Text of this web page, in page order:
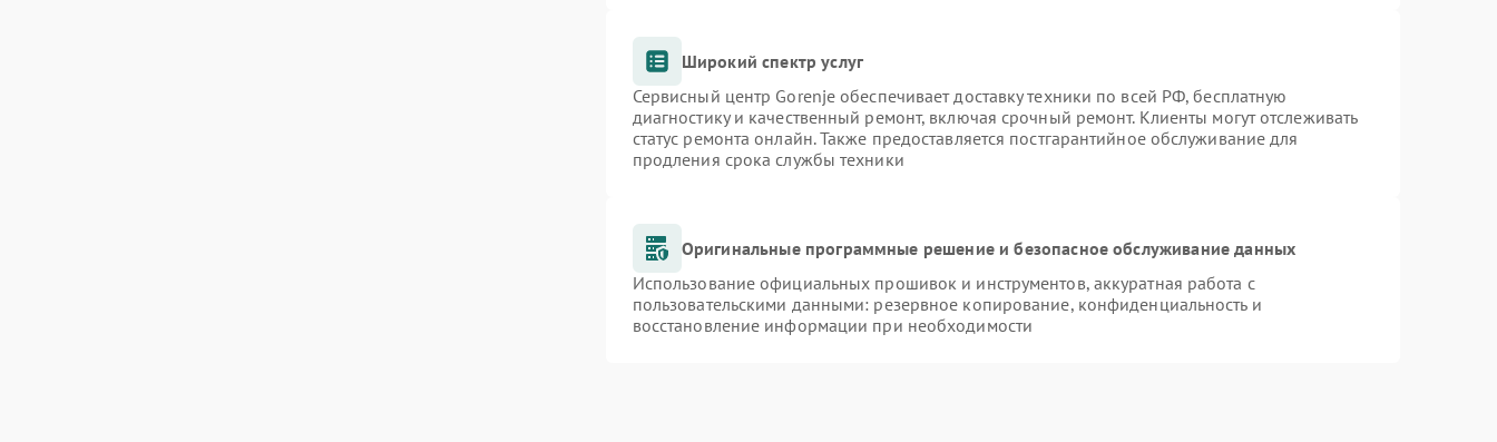
Широкий спектр услуг
Сервисный центр Gorenje обеспечивает доставку техники по всей РФ, бесплатную
диагностику и качественный ремонт, включая срочный ремонт. Клиенты могут отслеживать
статус ремонта онлайн. Также предоставляется постгарантийное обслуживание для
продления срока службы техники
Оригинальные программные решение и безопасное обслуживание данных
Использование официальных прошивок и инструментов, аккуратная работа с
пользовательскими данными: резервное копирование, конфиденциальность и
восстановление информации при необходимости